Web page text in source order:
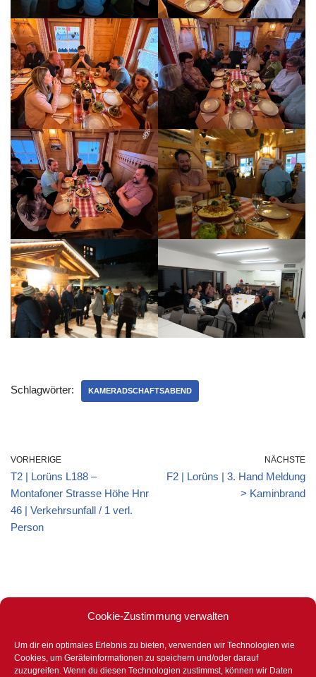
Cookie-Zustimmung verwalten
Um dir ein optimales Erlebnis zu bieten, verwenden wir Technologien wie
Cookies, um Geräteinformationen zu speichern und/oder darauf
zuzugreifen. Wenn du diesen Technologien zustimmst, können wir Daten
Schlagwörter: KAMERADSCHAFTSABEND
VORHERIGE
T2 | Lorüns L188 –
Montafoner Strasse Höhe Hnr
46 | Verkehrsunfall / 1 verl.
Person
NÄCHSTE
F2 | Lorüns | 3. Hand Meldung
> Kaminbrand
Stets für eure Sicherheit bereit –
365 Tage im Jahr – 24 Stunden –